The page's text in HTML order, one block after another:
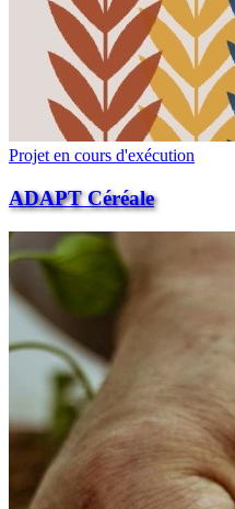
Projet en cours d'exécution
ADAPT Céréale